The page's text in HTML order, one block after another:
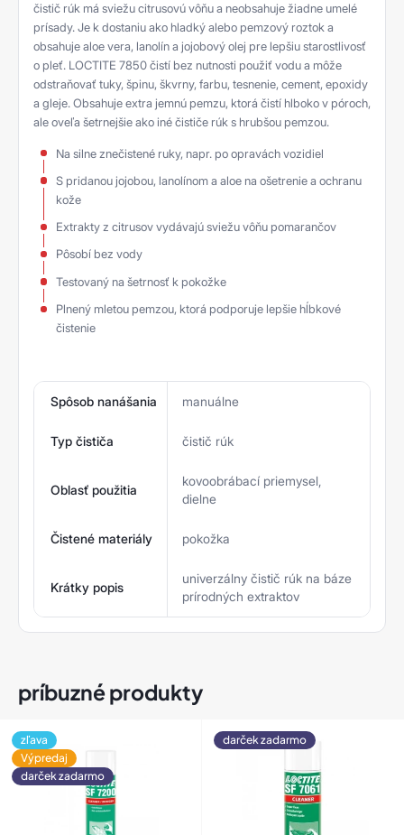
čistič rúk má sviežu citrusovú vôňu a neobsahuje žiadne umelé
prísady. Je k dostaniu ako hladký alebo pemzový roztok a
obsahuje aloe vera, lanolín a jojobový olej pre lepšiu starostlivosť
o pleť. LOCTITE 7850 čistí bez nutnosti použiť vodu a môže
odstraňovať tuky, špinu, škvrny, farbu, tesnenie, cement, epoxidy
a gleje. Obsahuje extra jemnú pemzu, ktorá čistí hlboko v póroch,
ale oveľa šetrnejšie ako iné čističe rúk s hrubšou pemzou.
Na silne znečistené ruky, napr. po opravách vozidiel
S pridanou jojobou, lanolínom a aloe na ošetrenie a ochranu
kože
Extrakty z citrusov vydávajú sviežu vôňu pomarančov
Pôsobí bez vody
Testovaný na šetrnosť k pokožke
Plnený mletou pemzou, ktorá podporuje lepšie hĺbkové
čistenie
Spôsob nanášania manuálne
Typ čističa čistič rúk
Oblasť použitia
kovoobrábací priemysel,
dielne
Čistené materiály pokožka
Krátky popis
univerzálny čistič rúk na báze
prírodných extraktov
príbuzné produkty
zľava
Výpredaj
darček zadarmo
darček zadarmo